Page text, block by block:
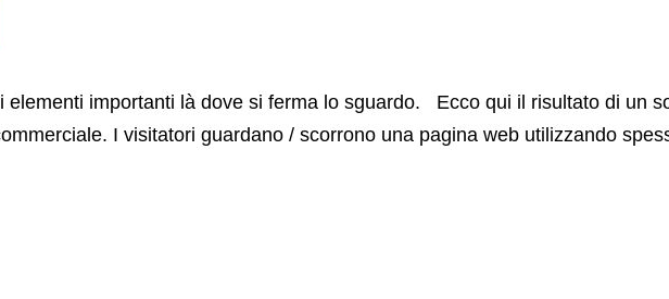
elementi importanti là dove si ferma lo sguardo. Ecco qui il risultato di un
I visitatori guardano / scorrono una pagina web utilizzando